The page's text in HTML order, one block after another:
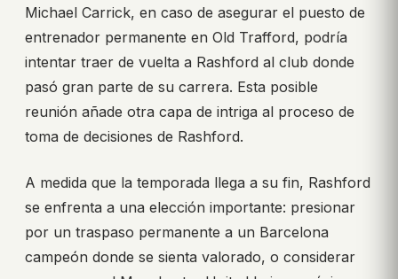
Michael Carrick, en caso de asegurar el puesto de
entrenador permanente en Old Trafford, podría
intentar traer de vuelta a Rashford al club donde
pasó gran parte de su carrera. Esta posible
reunión añade otra capa de intriga al proceso de
toma de decisiones de Rashford.
A medida que la temporada llega a su fin, Rashford
se enfrenta a una elección importante: presionar
por un traspaso permanente a un Barcelona
campeón donde se sienta valorado, o considerar